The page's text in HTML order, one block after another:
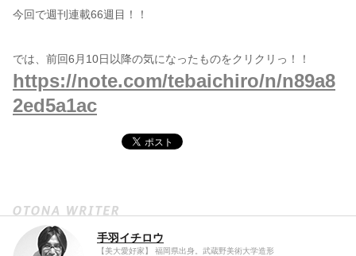
今回で週刊連載66週目！！
では、前回6月10日以降の気になったものをクリクリっ！！
https://note.com/tebaichiro/n/n89a8
2ed5a1ac
手羽イチロウ
【美大愛好家】 福岡県出身。武蔵野美術大学造形